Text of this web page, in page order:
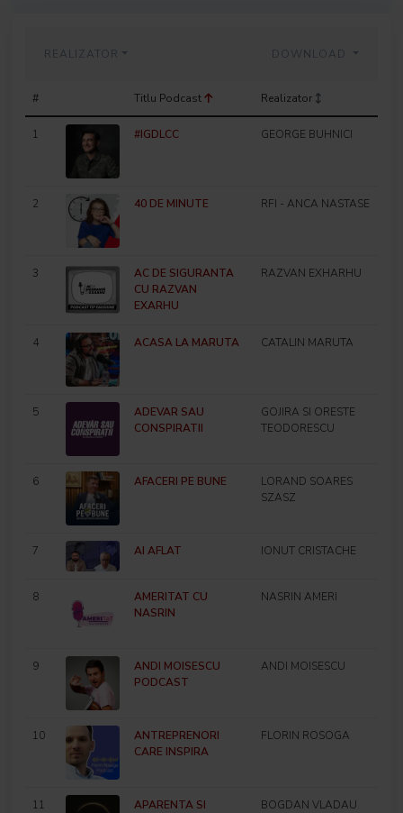
REALIZATOR DOWNLOAD
# Titlu Podcast Realizator
1 #IGDLCC GEORGE BUHNICI
2 40 DE MINUTE RFI - ANCA NASTASE
3
AC DE SIGURANTA
CU RAZVAN
EXARHU
RAZVAN EXHARHU
4 ACASA LA MARUTA CATALIN MARUTA
5
ADEVAR SAU
CONSPIRATII
GOJIRA SI ORESTE
TEODORESCU
6 AFACERI PE BUNE
LORAND SOARES
SZASZ
7 AI AFLAT IONUT CRISTACHE
8
AMERITAT CU
NASRIN
NASRIN AMERI
9
ANDI MOISESCU
PODCAST
ANDI MOISESCU
10
ANTREPRENORI
CARE INSPIRA
FLORIN ROSOGA
11
APARENTA SI
BOGDAN VLADAU